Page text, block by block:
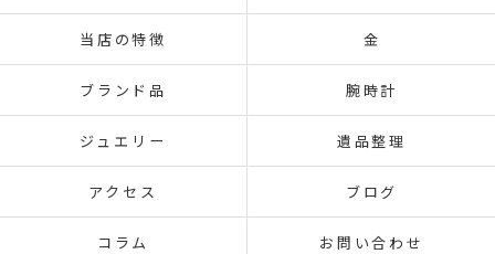
当店の特徴 金
ブランド品 腕時計
ジュエリー 遺品整理
アクセス ブログ
コラム お問い合わせ